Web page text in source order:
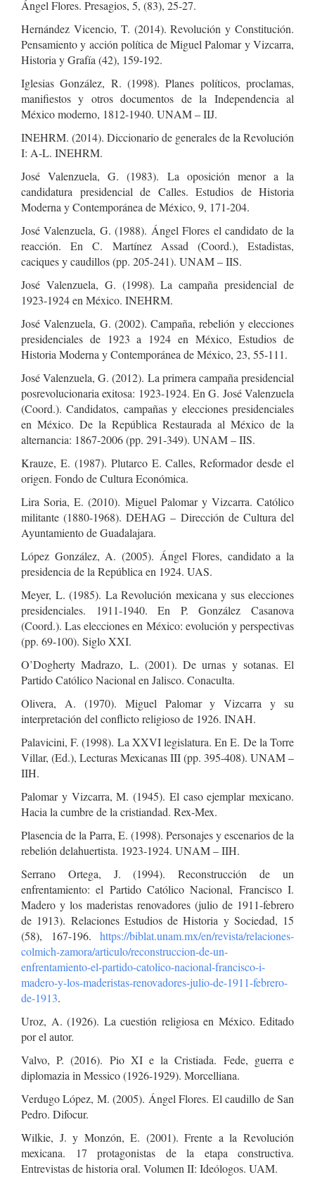
Ángel Flores. Presagios, 5, (83), 25-27.
Hernández Vicencio, T. (2014). Revolución y Constitución.
Pensamiento y acción política de Miguel Palomar y Vizcarra,
Historia y Grafía (42), 159-192.
Iglesias González, R. (1998). Planes políticos, proclamas,
manifiestos y otros documentos de la Independencia al
México moderno, 1812-1940. UNAM – IIJ.
INEHRM. (2014). Diccionario de generales de la Revolución
I: A-L. INEHRM.
José Valenzuela, G. (1983). La oposición menor a la
candidatura presidencial de Calles. Estudios de Historia
Moderna y Contemporánea de México, 9, 171-204.
José Valenzuela, G. (1988). Ángel Flores el candidato de la
reacción. En C. Martínez Assad (Coord.), Estadistas,
caciques y caudillos (pp. 205-241). UNAM – IIS.
José Valenzuela, G. (1998). La campaña presidencial de
1923-1924 en México. INEHRM.
José Valenzuela, G. (2002). Campaña, rebelión y elecciones
presidenciales de 1923 a 1924 en México, Estudios de
Historia Moderna y Contemporánea de México, 23, 55-111.
José Valenzuela, G. (2012). La primera campaña presidencial
posrevolucionaria exitosa: 1923-1924. En G. José Valenzuela
(Coord.). Candidatos, campañas y elecciones presidenciales
en México. De la República Restaurada al México de la
alternancia: 1867-2006 (pp. 291-349). UNAM – IIS.
Krauze, E. (1987). Plutarco E. Calles, Reformador desde el
origen. Fondo de Cultura Económica.
Lira Soria, E. (2010). Miguel Palomar y Vizcarra. Católico
militante (1880-1968). DEHAG – Dirección de Cultura del
Ayuntamiento de Guadalajara.
López González, A. (2005). Ángel Flores, candidato a la
presidencia de la República en 1924. UAS.
Meyer, L. (1985). La Revolución mexicana y sus elecciones
presidenciales. 1911-1940. En P. González Casanova
(Coord.). Las elecciones en México: evolución y perspectivas
(pp. 69-100). Siglo XXI.
O’Dogherty Madrazo, L. (2001). De urnas y sotanas. El
Partido Católico Nacional en Jalisco. Conaculta.
Olivera, A. (1970). Miguel Palomar y Vizcarra y su
interpretación del conflicto religioso de 1926. INAH.
Palavicini, F. (1998). La XXVI legislatura. En E. De la Torre
Villar, (Ed.), Lecturas Mexicanas III (pp. 395-408). UNAM –
IIH.
Palomar y Vizcarra, M. (1945). El caso ejemplar mexicano.
Hacia la cumbre de la cristiandad. Rex-Mex.
Plasencia de la Parra, E. (1998). Personajes y escenarios de la
rebelión delahuertista. 1923-1924. UNAM – IIH.
Serrano Ortega, J. (1994). Reconstrucción de un
enfrentamiento: el Partido Católico Nacional, Francisco I.
Madero y los maderistas renovadores (julio de 1911-febrero
de 1913). Relaciones Estudios de Historia y Sociedad, 15
(58), 167-196. https://biblat.unam.mx/en/revista/relaciones-
colmich-zamora/articulo/reconstruccion-de-un-
enfrentamiento-el-partido-catolico-nacional-francisco-i-
madero-y-los-maderistas-renovadores-julio-de-1911-febrero-
de-1913.
Uroz, A. (1926). La cuestión religiosa en México. Editado
por el autor.
Valvo, P. (2016). Pio XI e la Cristiada. Fede, guerra e
diplomazia in Messico (1926-1929). Morcelliana.
Verdugo López, M. (2005). Ángel Flores. El caudillo de San
Pedro. Difocur.
Wilkie, J. y Monzón, E. (2001). Frente a la Revolución
mexicana. 17 protagonistas de la etapa constructiva.
Entrevistas de historia oral. Volumen II: Ideólogos. UAM.